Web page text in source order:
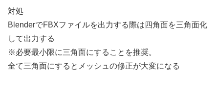
対処
BlenderでFBXファイルを出力する際は四角面を三角面化
して出力する
※必要最小限に三角面にすることを推奨。
全て三角面にするとメッシュの修正が大変になる